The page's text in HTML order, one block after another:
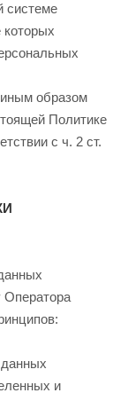
системе
которых
иным образом
Политике
с ч. 2 ст.
Оператора
и